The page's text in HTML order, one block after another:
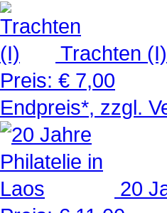
Trachten (I)
Preis: € 7,00
Endpreis*, zzgl.
20